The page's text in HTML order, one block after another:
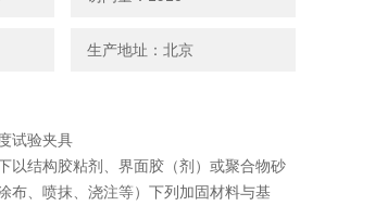
生产地址：北京
试验夹具
以结构胶粘剂、界面胶（剂）或聚合物砂
布、喷抹、浇注等）下列加固材料与基